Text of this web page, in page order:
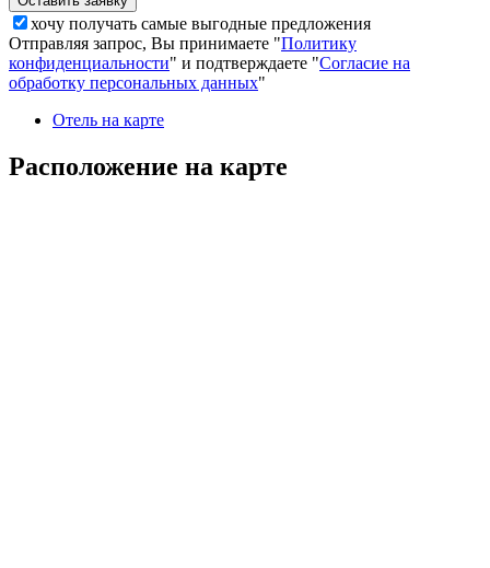
хочу получать самые выгодные предложения
Отправляя запрос, Вы принимаете "Политику
конфиденциальности" и подтверждаете "Согласие на
обработку персональных данных"
Отель на карте
Расположение на карте